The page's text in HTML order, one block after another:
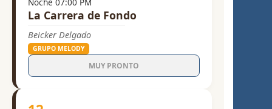
La Carrera de Fondo
Beicker Delgado
GRUPO MELODY
MUY PRONTO